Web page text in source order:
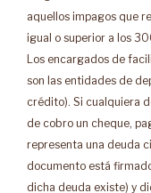
aquellos impagos que
igual o superior a los
Los encargados de
son las entidades de
crédito). Si cualquiera
de cobro un cheque,
representa una deuda
documento está
dicha deuda existe) y